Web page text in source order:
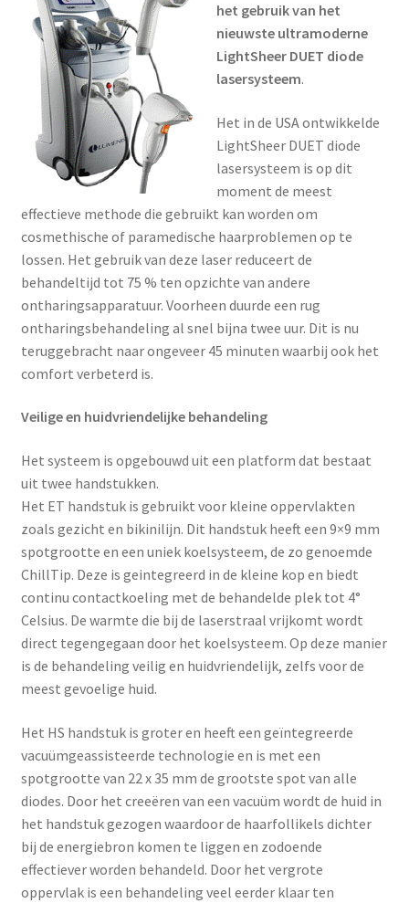
het gebruik van het
nieuwste ultramoderne
LightSheer DUET diode
lasersysteem.
Het in de USA ontwikkelde
LightSheer DUET diode
lasersysteem is op dit
moment de meest
effectieve methode die gebruikt kan worden om
cosmethische of paramedische haarproblemen op te
lossen. Het gebruik van deze laser reduceert de
behandeltijd tot 75 % ten opzichte van andere
ontharingsapparatuur. Voorheen duurde een rug
ontharingsbehandeling al snel bijna twee uur. Dit is nu
teruggebracht naar ongeveer 45 minuten waarbij ook het
comfort verbeterd is.
Veilige en huidvriendelijke behandeling
Het systeem is opgebouwd uit een platform dat bestaat
uit twee handstukken.
Het ET handstuk is gebruikt voor kleine oppervlakten
zoals gezicht en bikinilijn. Dit handstuk heeft een 9×9 mm
spotgrootte en een uniek koelsysteem, de zo genoemde
ChillTip. Deze is geintegreerd in de kleine kop en biedt
continu contactkoeling met de behandelde plek tot 4°
Celsius. De warmte die bij de laserstraal vrijkomt wordt
direct tegengegaan door het koelsysteem. Op deze manier
is de behandeling veilig en huidvriendelijk, zelfs voor de
meest gevoelige huid.
Het HS handstuk is groter en heeft een geïntegreerde
vacuümgeassisteerde technologie en is met een
spotgrootte van 22 x 35 mm de grootste spot van alle
diodes. Door het creeëren van een vacuüm wordt de huid in
het handstuk gezogen waardoor de haarfollikels dichter
bij de energiebron komen te liggen en zodoende
effectiever worden behandeld. Door het vergrote
oppervlak is een behandeling veel eerder klaar ten